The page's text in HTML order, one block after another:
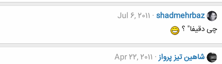
shadmehrbaz
Jul 6, 2011
چی دقیفا" ؟
شاهین تیز پرواز Apr 22, 2011